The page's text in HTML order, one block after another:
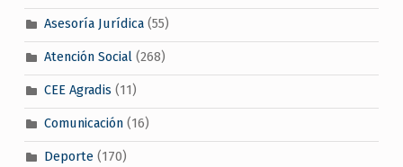
Asesoría Jurídica(55)
Atención Social(268)
CEE Agradis (11)
Comunicación(16)
Deporte(170)